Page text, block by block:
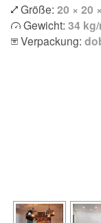
Größe: 20 × 20
Gewicht: 34
Verpackung: